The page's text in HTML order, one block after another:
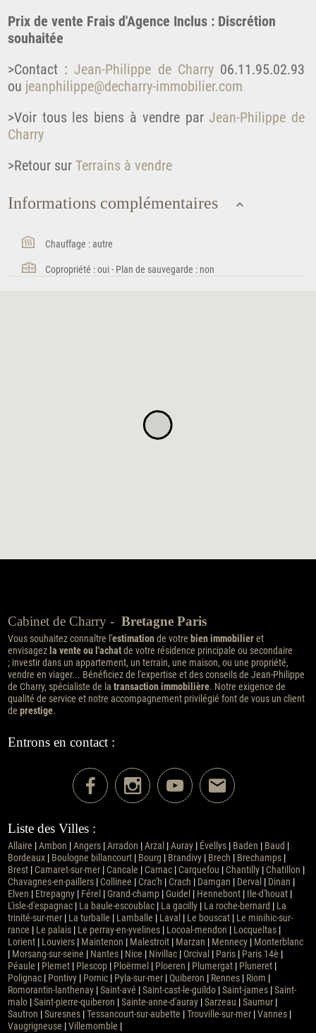
Prix de vente Frais d'Agence Inclus : Discrétion
souhaitée
>Contact : Jean-Philippe de Charry06.11.95.02.93
ou jeanphilippe@decharry-immobilier.com
>Voir tous les biens à vendre parJean-Philippe de
Charry
>Retour surTerrains à vendre
Informations complémentaires
Chauffage : autre
Copropriété : oui - Plan de sauvegarde : non
Cabinet de Charry - Bretagne Paris
Vous souhaitez connaître l'estimationde votre bien immobilieret
envisagezla vente ou l'achatde votre résidence principale ou secondaire
; investir dans un appartement, un terrain, une maison, ou une propriété,
vendre en viager... Bénéficiez de l'expertise et des conseils de Jean-Philippe
de Charry, spécialiste de la transaction immobilière. Notre exigence de
qualité de service et notre accompagnement privilégié font de vous un client
de prestige.
Entrons en contact :
Liste des Villes :
Allaire Ambon Angers| Arradon Arzal| Auray| Évellys| Baden Baud
Bordeaux| Boulogne billancourt| Bourg Brandivy| Brech Brechamps|
Brest| Camaret-sur-mer| Cancale Carnac| Carquefou Chantilly| Chatillon
Chavagnes-en-paillers| Collinee Crac'h Crach Damgan Derval| Dinan
Elven
Etrepagny| Férel| Grand-champ| Guidel| Hennebont| Ile-d'houat|
L'isle-d'espagnac| La baule-escoublac| La gacilly| La roche-bernard
La
trinité-sur-mer| La turballe Lamballe Laval| Le bouscat| Le minihic-sur-
rance
Le palais| Le perray-en-yvelines| Locoal-mendon Locqueltas|
Lorient| Louviers| Maintenon Malestroit| Marzan Mennecy| Monterblanc
Morsang-sur-seine Nantes| Nice Nivillac| Orcival| Paris| Paris 14è
Péaule
Plemet| Plescop| Ploërmel| Ploeren Plumergat| Pluneret|
Polignac| Pontivy| Pornic| Pyla-sur-mer| Quiberon Rennes| Riom
Romorantin-lanthenay| Saint-avé Saint-cast-le-guildo| Saint-james| Saint-
malo| Saint-pierre-quiberon Sainte-anne-d'auray| Sarzeau Saumur|
Sautron Suresnes| Tessancourt-sur-aubette Trouville-sur-mer| Vannes|
Vaugrigneuse Villemomble